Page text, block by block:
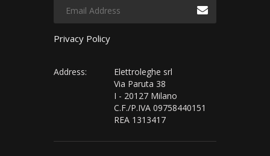
Privacy Policy
Address:
Elettroleghe srl
Via Paruta 38
I - 20127 Milano
C.F./P.IVA 09758440151
REA 1313417